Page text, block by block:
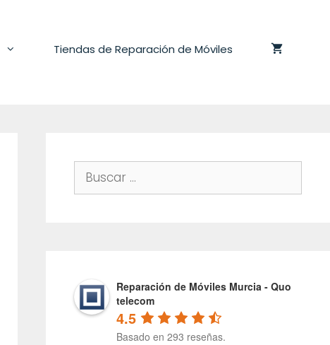
Tiendas de Reparación de Móviles
Buscar:
Reparación de Móviles Murcia - Quo
telecom
4.5
Basado en 293 reseñas.